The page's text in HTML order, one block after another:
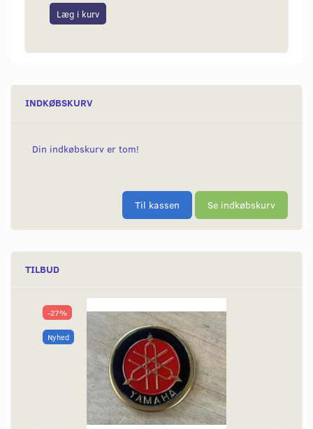
Læg i kurv
INDKØBSKURV
Din indkøbskurv er tom!
Til kassen Se indkøbskurv
TILBUD
-27%
Nyhed